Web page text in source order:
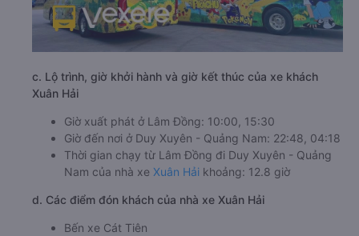
c. Lộ trình, giờ khởi hành và giờ kết thúc của xe khách
Xuân Hải
Giờ xuất phát ở Lâm Đồng: 10:00, 15:30
Giờ đến nơi ở Duy Xuyên - Quảng Nam: 22:48, 04:18
Thời gian chạy từ Lâm Đồng đi Duy Xuyên - Quảng
Nam của nhà xe Xuân Hải khoảng: 12.8 giờ
d. Các điểm đón khách của nhà xe Xuân Hải
Bến xe Cát Tiên